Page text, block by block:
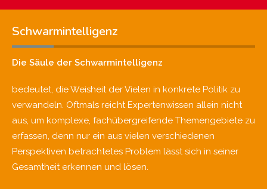
Schwarmintelligenz
Die Säule der Schwarmintelligenz
bedeutet, die Weisheit der Vielen in konkrete Politik zu
verwandeln. Oftmals reicht Expertenwissen allein nicht
aus, um komplexe, fachübergreifende Themengebiete zu
erfassen, denn nur ein aus vielen verschiedenen
Perspektiven betrachtetes Problem lässt sich in seiner
Gesamtheit erkennen und lösen.